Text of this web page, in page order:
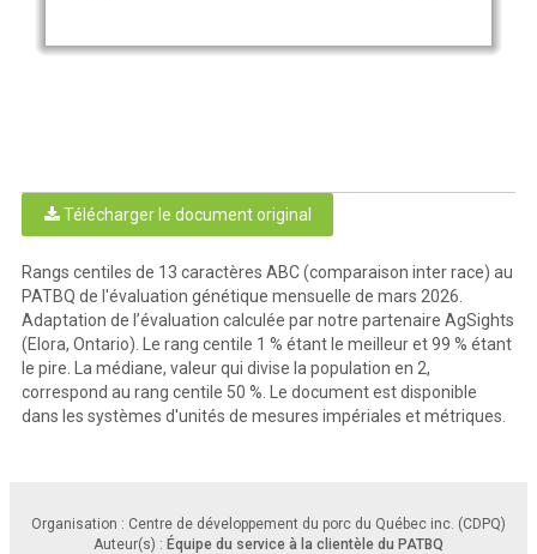
Télécharger le document original
Rangs centiles de 13 caractères ABC (comparaison inter race) au
PATBQ de l'évaluation génétique mensuelle de mars 2026.
Adaptation de l’évaluation calculée par notre partenaire AgSights
(Elora, Ontario). Le rang centile 1 % étant le meilleur et 99 % étant
le pire. La médiane, valeur qui divise la population en 2,
correspond au rang centile 50 %. Le document est disponible
dans les systèmes d'unités de mesures impériales et métriques.
Organisation : Centre de développement du porc du Québec inc. (CDPQ)
Auteur(s) : Équipe du service à la clientèle du PATBQ